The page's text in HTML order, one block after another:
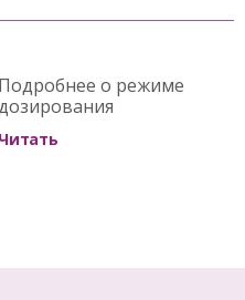
Подробнее о режиме
Читать